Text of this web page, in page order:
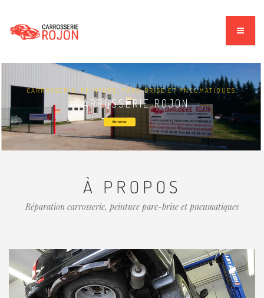
CARROSSERIE, PEINTURE, PARE-BRISE ET PNEUMATIQUES.
CARROSSERIE ROJON
Bienvenue
À PROPOS
Réparation carrosserie, peinture pare-brise et pneumatiques